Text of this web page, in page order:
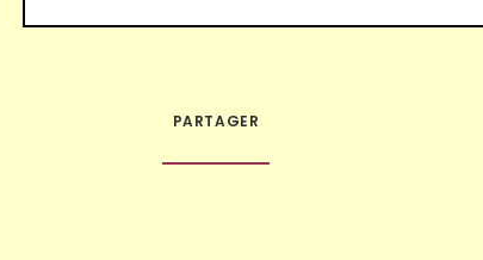
PARTAGER